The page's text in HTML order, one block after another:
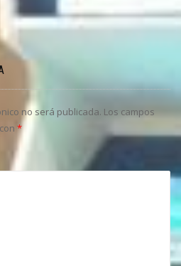
no será publicada. Los campos
*